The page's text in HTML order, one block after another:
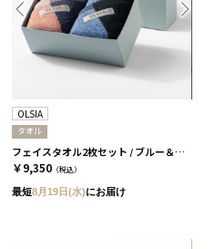
OLSIA
タオル
フェイスタオル2枚セット / ブルー＆ピンク［オルシア］
￥9,350 （税込）
最短8月19日(水)にお届け